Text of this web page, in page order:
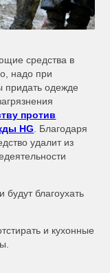
средства в
надо при
придать одежде
против
HG . Благодаря
удалит из
благоухать
и кухонные